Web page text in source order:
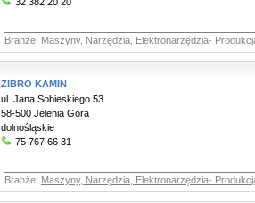
Branże: Maszyny, Narzędzia, Elektronarzędzia-
ZIBRO KAMIN
ul. Jana Sobieskiego 53
58-500 Jelenia Góra
dolnośląskie
75 767 66 31
Branże: Maszyny, Narzędzia, Elektronarzędzia-